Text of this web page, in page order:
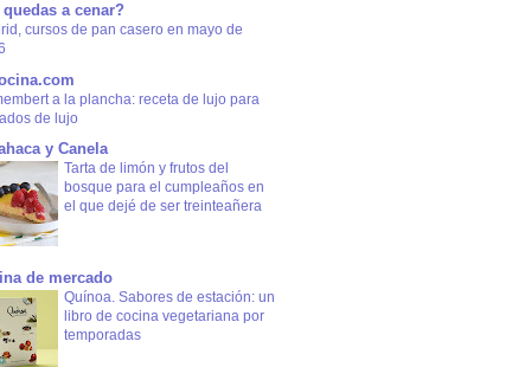
quedas a cenar?
cursos de pan casero en mayo de
a la plancha: receta de lujo para
de lujo
y Canela
Tarta de limón y frutos del
bosque para el cumpleaños en
el que dejé de ser treinteañera
de mercado
Quínoa. Sabores de estación: un
libro de cocina vegetariana por
temporadas